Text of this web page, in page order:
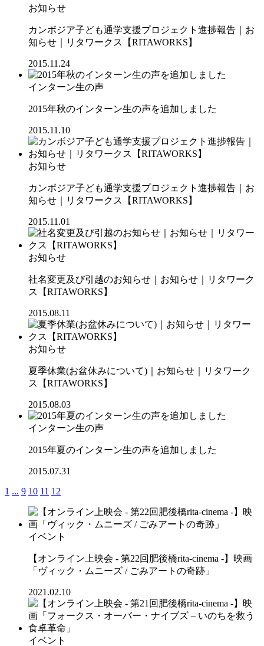
お知らせ
カンボジア子ども通学支援プロジェクト進捗報告｜お
知らせ｜リタワークス【RITAWORKS】
2015.11.24
インターン生の声
2015年秋のインターン生の声を追加しました
2015.11.10
お知らせ
カンボジア子ども通学支援プロジェクト進捗報告｜お
知らせ｜リタワークス【RITAWORKS】
2015.11.01
お知らせ
社名変更及び引越のお知らせ｜お知らせ｜リタワーク
ス【RITAWORKS】
2015.08.11
お知らせ
夏季休業(お盆休みについて)｜お知らせ｜リタワーク
ス【RITAWORKS】
2015.08.03
インターン生の声
2015年夏のインターン生の声を追加しました
2015.07.31
1 ... 9 10 11 12
イベント
【オンライン上映会 - 第22回肥後橋rita-cinema -】映画
「ヴィック・ムニーズ / ごみアートの奇跡」
2021.02.10
イベント